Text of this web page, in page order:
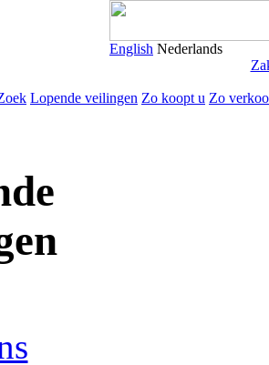
English Nederlands
Lopende veilingen Zo koopt u Zo